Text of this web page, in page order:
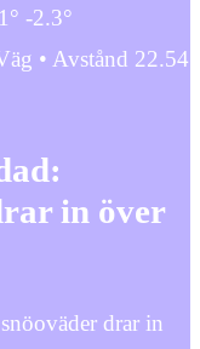
-2.3°
• Avstånd 22.54
in över
drar in